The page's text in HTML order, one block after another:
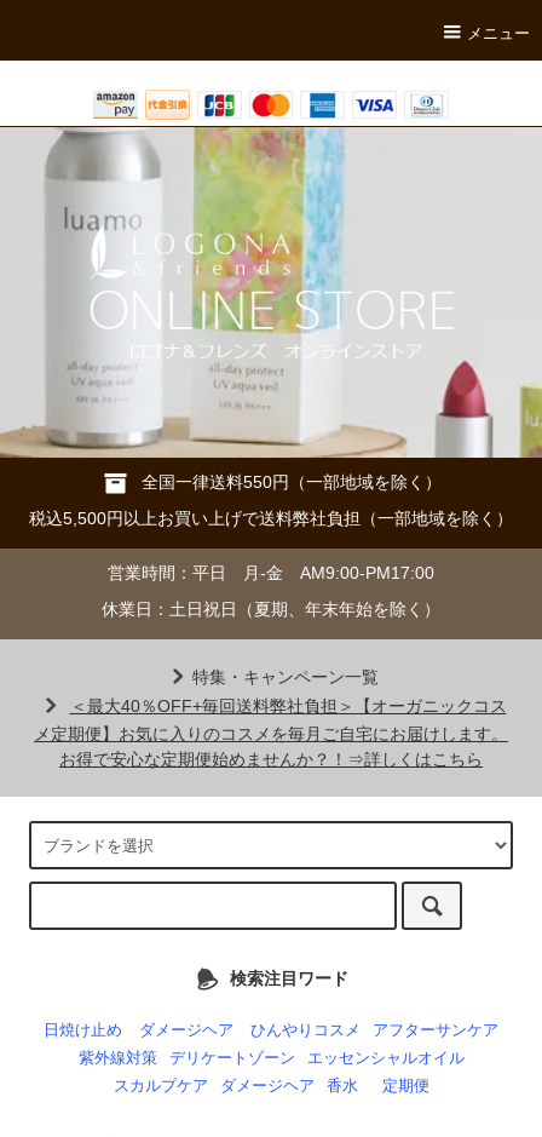
メニュー
全国一律送料550円（一部地域を除く）
税込5,500円以上お買い上げで送料弊社負担（一部地域を除く）
営業時間：平日 月-金 AM9:00-PM17:00
休業日：土日祝日（夏期、年末年始を除く）
特集・キャンペーン一覧
＜最大40％OFF+毎回送料弊社負担＞【オーガニックコス
メ定期便】お気に入りのコスメを毎月ご自宅にお届けします。
お得で安心な定期便始めませんか？！⇒詳しくはこちら
検索注目ワード
日焼け止め ダメージヘア ひんやりコスメ
アフターサンケア
紫外線対策
デリケートゾーン
エッセンシャルオイル
スカルプケア
ダメージヘア 香水 定期便